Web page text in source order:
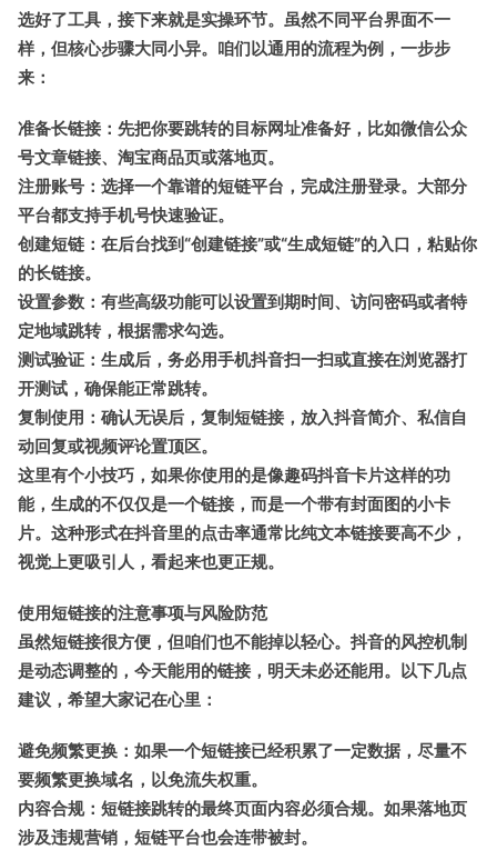
选好了工具，接下来就是实操环节。虽然不同平台界面不一
样，但核心步骤大同小异。咱们以通用的流程为例，一步步
来：
准备长链接 ：先把你要跳转的目标网址准备好，比如微信公众
号文章链接、淘宝商品页或落地页。
注册账号 ：选择一个靠谱的短链平台，完成注册登录。大部分
平台都支持手机号快速验证。
创建短链 ：在后台找到“创建链接”或“生成短链”的入口，粘贴你
的长链接。
设置参数 ：有些高级功能可以设置到期时间、访问密码或者特
定地域跳转，根据需求勾选。
测试验证 ：生成后，务必用手机抖音扫一扫或直接在浏览器打
开测试，确保能正常跳转。
复制使用 ：确认无误后，复制短链接，放入抖音简介、私信自
动回复或视频评论置顶区。
这里有个小技巧，如果你使用的是像趣码抖音卡片这样的功
能，生成的不仅仅是一个链接，而是一个带有封面图的小卡
片。这种形式在抖音里的点击率通常比纯文本链接要高不少，
视觉上更吸引人，看起来也更正规。
使用短链接的注意事项与风险防范
虽然短链接很方便，但咱们也不能掉以轻心。抖音的风控机制
是动态调整的，今天能用的链接，明天未必还能用。以下几点
建议，希望大家记在心里：
避免频繁更换 ：如果一个短链接已经积累了一定数据，尽量不
要频繁更换域名，以免流失权重。
内容合规：短链接跳转的最终页面内容必须合规。如果落地页
涉及违规营销，短链平台也会连带被封。